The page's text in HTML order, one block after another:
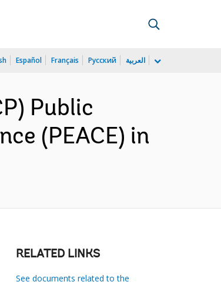
Español Français Русский العربية
Public
(PEACE) in
RELATED LINKS
See documents related to the